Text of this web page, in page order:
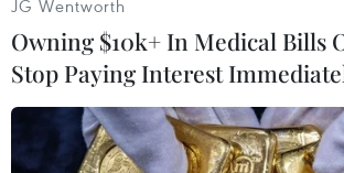
Toán - môn cuối cùng trong kỳ thi
đại trà) năm nay./.
Minh
JG Wentworth
Owning $10k+ In Medical Bills
Stop Paying Interest